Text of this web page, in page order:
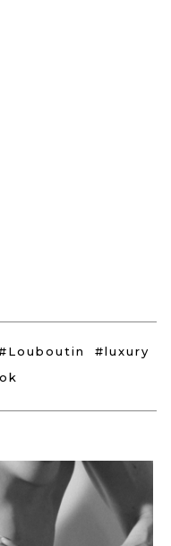
#luxury